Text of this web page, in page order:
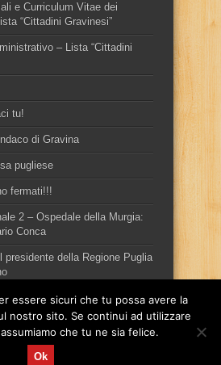
e Curriculum Vitae dei
“Cittadini Gravinesi”
– Lista “Cittadini
tu!
di Gravina
pugliese
fermati!!!
2 – Ospedale della Murgia:
Conca
presidente della Regione Puglia
sindaco, per la città di Gravina in
essere sicuri che tu possa avere la
nostro sito. Se continui ad utilizzare
che tu ne sia felice.
Ok